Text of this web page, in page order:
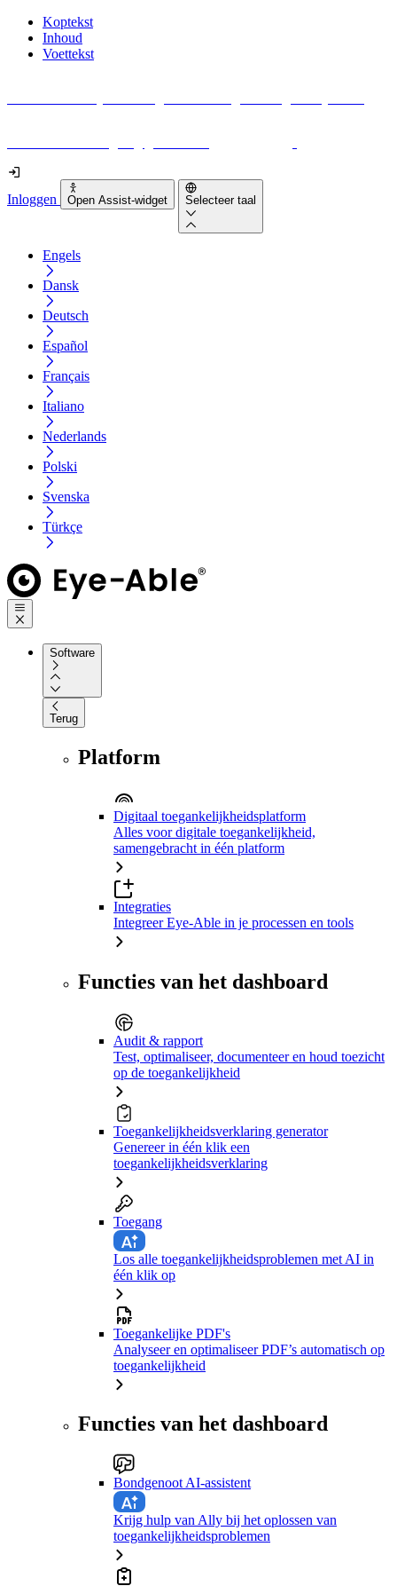
Koptekst
Inhoud
Voettekst
Inloggen Open Assist-widget Selecteer taal
Engels
Dansk
Deutsch
Español
Français
Italiano
Nederlands
Polski
Svenska
Türkçe
Software
Terug
Platform
Digitaal toegankelijkheidsplatform
Alles voor digitale toegankelijkheid,
samengebracht in één platform
Integraties
Integreer Eye-Able in je processen en tools
Functies van het dashboard
Audit & rapport
Test, optimaliseer, documenteer en houd toezicht
op de toegankelijkheid
Toegankelijkheidsverklaring generator
Genereer in één klik een
toegankelijkheidsverklaring
Toegang
Los alle toegankelijkheidsproblemen met AI in
één klik op
Toegankelijke PDF's
Analyseer en optimaliseer PDF’s automatisch op
toegankelijkheid
Functies van het dashboard
Bondgenoot AI-assistent
Krijg hulp van Ally bij het oplossen van
toegankelijkheidsproblemen